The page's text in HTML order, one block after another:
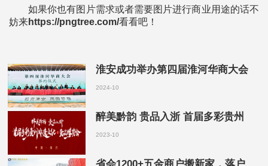
如果你也有图片需求或者需要图片进行商业用途的话不
妨来https://pngtree.com/看看吧！
淮安成功举办第四届淮河华商大会
2024-10
醉美黔韵 贵品入浙 首届多彩贵州
2023-10